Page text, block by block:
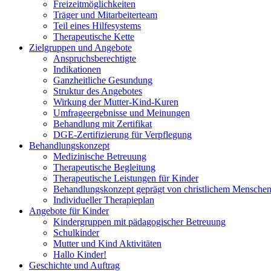
Freizeitmöglichkeiten
Träger und Mitarbeiterteam
Teil eines Hilfesystems
Therapeutische Kette
Zielgruppen und Angebote
Anspruchsberechtigte
Indikationen
Ganzheitliche Gesundung
Struktur des Angebotes
Wirkung der Mutter-Kind-Kuren
Umfrageergebnisse und Meinungen
Behandlung mit Zertifikat
DGE-Zertifizierung für Verpflegung
Behandlungskonzept
Medizinische Betreuung
Therapeutische Begleitung
Therapeutische Leistungen für Kinder
Behandlungskonzept geprägt von christlichem
Individueller Therapieplan
Angebote für Kinder
Kindergruppen mit pädagogischer Betreuung
Schulkinder
Mutter und Kind Aktivitäten
Hallo Kinder!
Geschichte und Auftrag